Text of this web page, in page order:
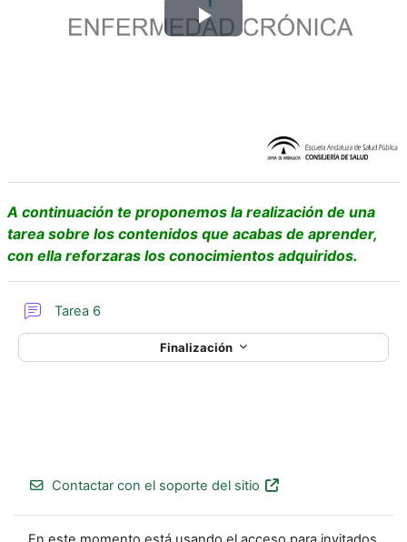
i
d
e
o
R
d
u
i
í
d
A continuación te proponemos la realización de una
tarea sobre los contenidos que acabas de aprender,
con ella reforzaras los conocimientos adquiridos.
Tarea 6
Finalización
Contactar con el soporte del sitio